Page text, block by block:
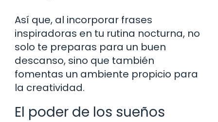
Así que, al incorporar frases
inspiradoras en tu rutina nocturna, no
solo te preparas para un buen
descanso, sino que también
fomentas un ambiente propicio para
la creatividad.
El poder de los sueños